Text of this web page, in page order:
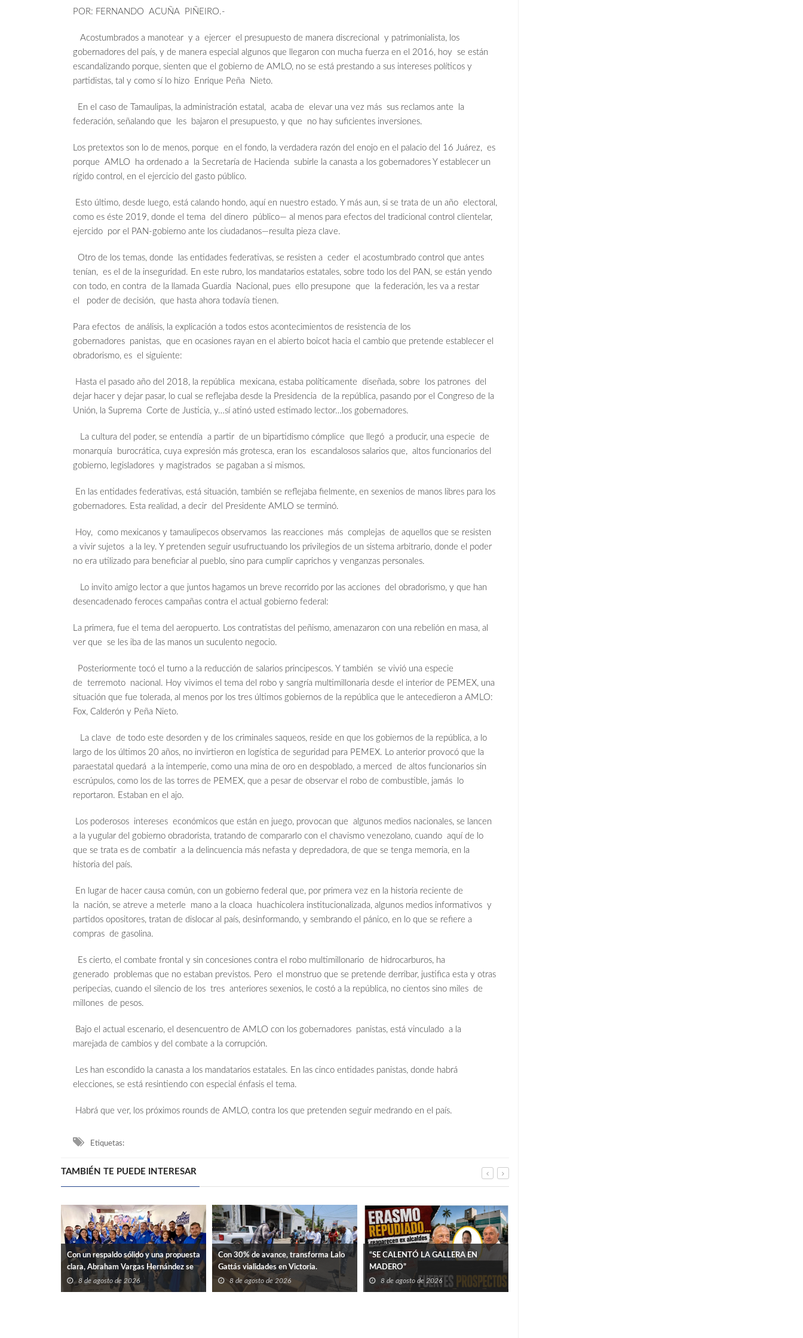
POR: FERNANDO ACUÑA PIÑEIRO.-
Acostumbrados a manotear y a ejercer el presupuesto de manera discrecional y patrimonialista, los
gobernadores del país, y de manera especial algunos que llegaron con mucha fuerza en el 2016, hoy se están
escandalizando porque, sienten que el gobierno de AMLO, no se está prestando a sus intereses políticos y
partidistas, tal y como sí lo hizo Enrique Peña Nieto.
En el caso de Tamaulipas, la administración estatal, acaba de elevar una vez más sus reclamos ante la
federación, señalando que les bajaron el presupuesto, y que no hay suficientes inversiones.
Los pretextos son lo de menos, porque en el fondo, la verdadera razón del enojo en el palacio del 16 Juárez, es
porque AMLO ha ordenado a la Secretaría de Hacienda subirle la canasta a los gobernadores Y establecer un
rígido control, en el ejercicio del gasto público.
Esto último, desde luego, está calando hondo, aquí en nuestro estado. Y más aun, si se trata de un año electoral,
como es éste 2019, donde el tema del dinero público— al menos para efectos del tradicional control clientelar,
ejercido por el PAN-gobierno ante los ciudadanos—resulta pieza clave.
Otro de los temas, donde las entidades federativas, se resisten a ceder el acostumbrado control que antes
tenían, es el de la inseguridad. En este rubro, los mandatarios estatales, sobre todo los del PAN, se están yendo
con todo, en contra de la llamada Guardia Nacional, pues ello presupone que la federación, les va a restar
el poder de decisión, que hasta ahora todavía tienen.
Para efectos de análisis, la explicación a todos estos acontecimientos de resistencia de los
gobernadores panistas, que en ocasiones rayan en el abierto boicot hacia el cambio que pretende establecer el
obradorismo, es el siguiente:
Hasta el pasado año del 2018, la república mexicana, estaba políticamente diseñada, sobre los patrones del
dejar hacer y dejar pasar, lo cual se reflejaba desde la Presidencia de la república, pasando por el Congreso de la
Unión, la Suprema Corte de Justicia, y…sí atinó usted estimado lector…los gobernadores.
La cultura del poder, se entendía a partir de un bipartidismo cómplice que llegó a producir, una especie de
monarquía burocrática, cuya expresión más grotesca, eran los escandalosos salarios que, altos funcionarios del
gobierno, legisladores y magistrados se pagaban a si mismos.
En las entidades federativas, está situación, también se reflejaba fielmente, en sexenios de manos libres para los
gobernadores. Esta realidad, a decir del Presidente AMLO se terminó.
Hoy, como mexicanos y tamaulipecos observamos las reacciones más complejas de aquellos que se resisten
a vivir sujetos a la ley. Y pretenden seguir usufructuando los privilegios de un sistema arbitrario, donde el poder
no era utilizado para beneficiar al pueblo, sino para cumplir caprichos y venganzas personales.
Lo invito amigo lector a que juntos hagamos un breve recorrido por las acciones del obradorismo, y que han
desencadenado feroces campañas contra el actual gobierno federal:
La primera, fue el tema del aeropuerto. Los contratistas del peñismo, amenazaron con una rebelión en masa, al
ver que se les iba de las manos un suculento negocio.
Posteriormente tocó el turno a la reducción de salarios principescos. Y también se vivió una especie
de terremoto nacional. Hoy vivimos el tema del robo y sangría multimillonaria desde el interior de PEMEX, una
situación que fue tolerada, al menos por los tres últimos gobiernos de la república que le antecedieron a AMLO:
Fox, Calderón y Peña Nieto.
La clave de todo este desorden y de los criminales saqueos, reside en que los gobiernos de la república, a lo
largo de los últimos 20 años, no invirtieron en logística de seguridad para PEMEX. Lo anterior provocó que la
paraestatal quedará a la intemperie, como una mina de oro en despoblado, a merced de altos funcionarios sin
escrúpulos, como los de las torres de PEMEX, que a pesar de observar el robo de combustible, jamás lo
reportaron. Estaban en el ajo.
Los poderosos intereses económicos que están en juego, provocan que algunos medios nacionales, se lancen
a la yugular del gobierno obradorista, tratando de compararlo con el chavismo venezolano, cuando aquí de lo
que se trata es de combatir a la delincuencia más nefasta y depredadora, de que se tenga memoria, en la
historia del país.
En lugar de hacer causa común, con un gobierno federal que, por primera vez en la historia reciente de
la nación, se atreve a meterle mano a la cloaca huachicolera institucionalizada, algunos medios informativos y
partidos opositores, tratan de dislocar al país, desinformando, y sembrando el pánico, en lo que se refiere a
compras de gasolina.
Es cierto, el combate frontal y sin concesiones contra el robo multimillonario de hidrocarburos, ha
generado problemas que no estaban previstos. Pero el monstruo que se pretende derribar, justifica esta y otras
peripecias, cuando el silencio de los tres anteriores sexenios, le costó a la república, no cientos sino miles de
millones de pesos.
Bajo el actual escenario, el desencuentro de AMLO con los gobernadores panistas, está vinculado a la
marejada de cambios y del combate a la corrupción.
Les han escondido la canasta a los mandatarios estatales. En las cinco entidades panistas, donde habrá
elecciones, se está resintiendo con especial énfasis el tema.
Habrá que ver, los próximos rounds de AMLO, contra los que pretenden seguir medrando en el país.
Etiquetas:
TAMBIÉN TE PUEDE INTERESAR
Con un respaldo sólido y una propuesta
clara, Abraham Vargas Hernández se
perfila como una opción renovadora
para liderar el SNTISSSTE en
8 de agosto de 2026
Con 30% de avance, transforma Lalo
Gattás vialidades en Victoria.
8 de agosto de 2026
“SE CALENTÓ LA GALLERA EN
MADERO”
8 de agosto de 2026